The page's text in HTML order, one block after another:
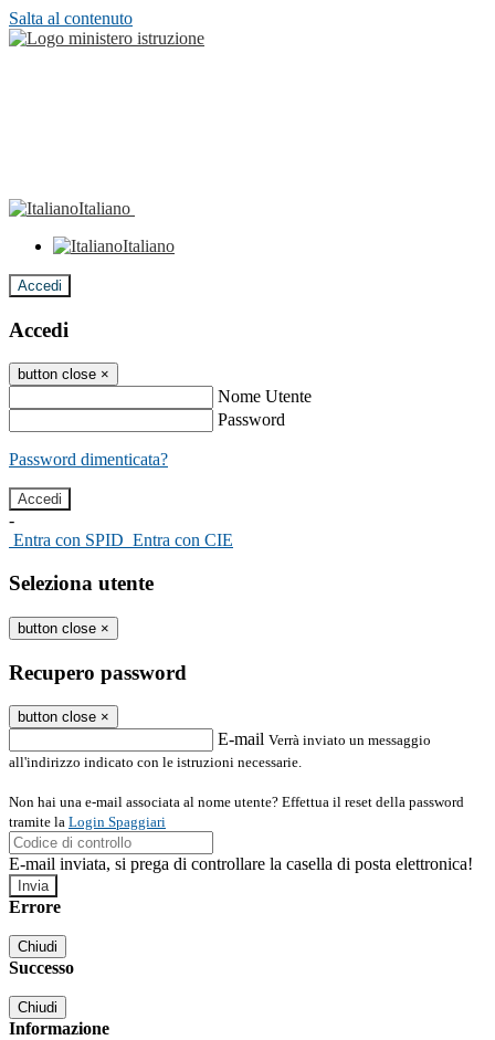
Salta al contenuto
Italiano
Italiano
Accedi
Accedi
button close ×
Nome Utente
Password
Password dimenticata?
-
Entra con SPID Entra con CIE
Seleziona utente
button close ×
Recupero password
button close ×
E-mail Verrà inviato un messaggio
all'indirizzo indicato con le istruzioni necessarie.
Non hai una e-mail associata al nome utente? Effettua il reset della password
tramite la Login Spaggiari
E-mail inviata, si prega di controllare la casella di posta elettronica!
Errore
Chiudi
Successo
Chiudi
Informazione